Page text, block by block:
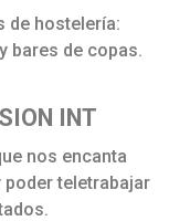
de hostelería:
bares de copas.
INT
nos encanta
teletrabajar